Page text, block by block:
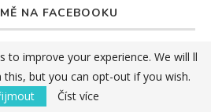
NA FACEBOOKU
ČLÁNKY
to improve your experience. We will ll
but you can opt-out if you wish.
Číst více